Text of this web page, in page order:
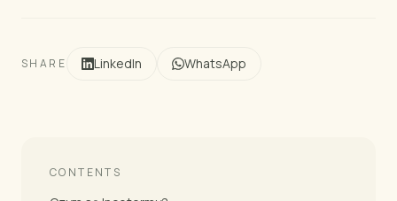
SHARE LinkedIn WhatsApp
CONTENTS